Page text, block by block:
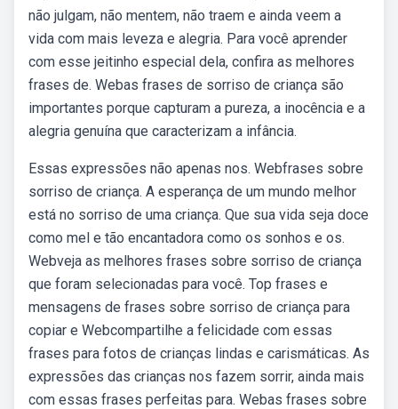
não julgam, não mentem, não traem e ainda veem a
vida com mais leveza e alegria. Para você aprender
com esse jeitinho especial dela, confira as melhores
frases de. Webas frases de sorriso de criança são
importantes porque capturam a pureza, a inocência e a
alegria genuína que caracterizam a infância.
Essas expressões não apenas nos. Webfrases sobre
sorriso de criança. A esperança de um mundo melhor
está no sorriso de uma criança. Que sua vida seja doce
como mel e tão encantadora como os sonhos e os.
Webveja as melhores frases sobre sorriso de criança
que foram selecionadas para você. Top frases e
mensagens de frases sobre sorriso de criança para
copiar e Webcompartilhe a felicidade com essas
frases para fotos de crianças lindas e carismáticas. As
expressões das crianças nos fazem sorrir, ainda mais
com essas frases perfeitas para. Webas frases sobre